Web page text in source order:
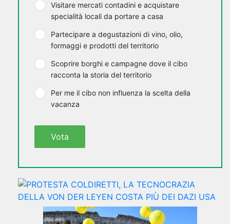
Visitare mercati contadini e acquistare
specialità locali da portare a casa
Partecipare a degustazioni di vino, olio,
formaggi e prodotti del territorio
Scoprire borghi e campagne dove il cibo
racconta la storia del territorio
Per me il cibo non influenza la scelta della
vacanza
Vota